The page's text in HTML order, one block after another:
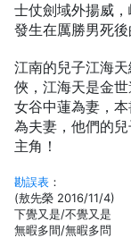
士仗劍域外揚威
發生在厲勝男死
江南的兒子江海
俠，江海天是金
女谷中蓮為妻，
為夫妻，他們的
主角！
勘誤表 ：
(敖先榮 2016/11/4)
下覺又是/不覺又是
無暇多間/無暇多問